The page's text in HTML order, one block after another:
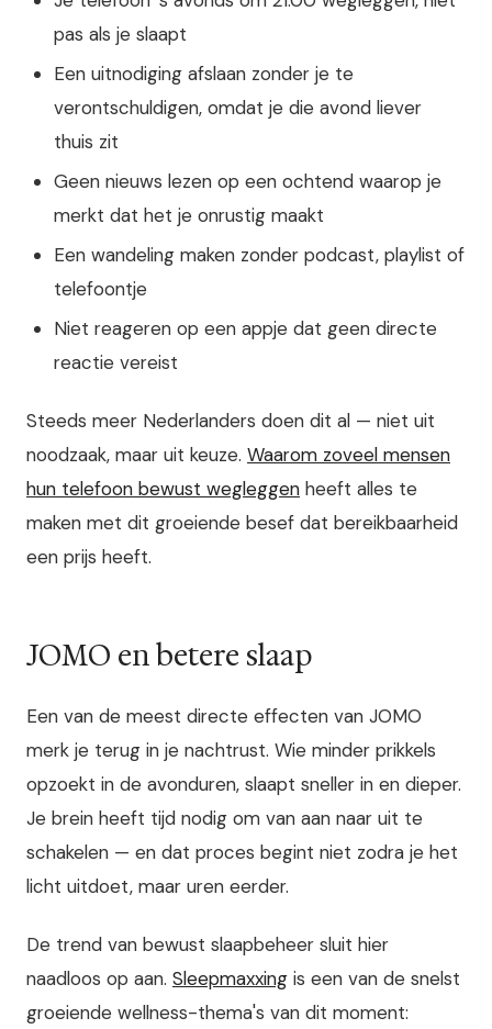
pas als je slaapt
Een uitnodiging afslaan zonder je te
verontschuldigen, omdat je die avond liever
thuis zit
Geen nieuws lezen op een ochtend waarop je
merkt dat het je onrustig maakt
Een wandeling maken zonder podcast, playlist of
telefoontje
Niet reageren op een appje dat geen directe
reactie vereist
Steeds meer Nederlanders doen dit al — niet uit
noodzaak, maar uit keuze. Waarom zoveel mensen
hun telefoon bewust wegleggen heeft alles te
maken met dit groeiende besef dat bereikbaarheid
een prijs heeft.
JOMO en betere slaap
Een van de meest directe effecten van JOMO
merk je terug in je nachtrust. Wie minder prikkels
opzoekt in de avonduren, slaapt sneller in en dieper.
Je brein heeft tijd nodig om van aan naar uit te
schakelen — en dat proces begint niet zodra je het
licht uitdoet, maar uren eerder.
De trend van bewust slaapbeheer sluit hier
naadloos op aan. Sleepmaxxing is een van de snelst
groeiende wellness-thema's van dit moment: